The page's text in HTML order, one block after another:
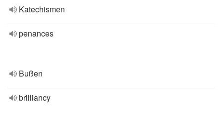
Katechismen
penances
Bußen
brilliancy